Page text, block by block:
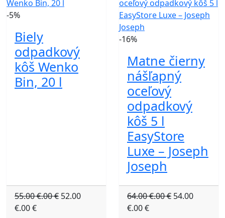
-5%
Biely
odpadkový
kôš Wenko
Bin, 20 l
55.00 €.00 € 52.00
€.00 €
-16%
Matne čierny
nášľapný
oceľový
odpadkový
kôš 5 l
EasyStore
Luxe – Joseph
Joseph
64.00 €.00 € 54.00
€.00 €